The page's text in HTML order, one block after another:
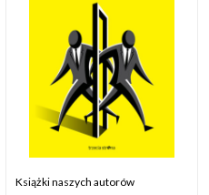
Książki naszych autorów